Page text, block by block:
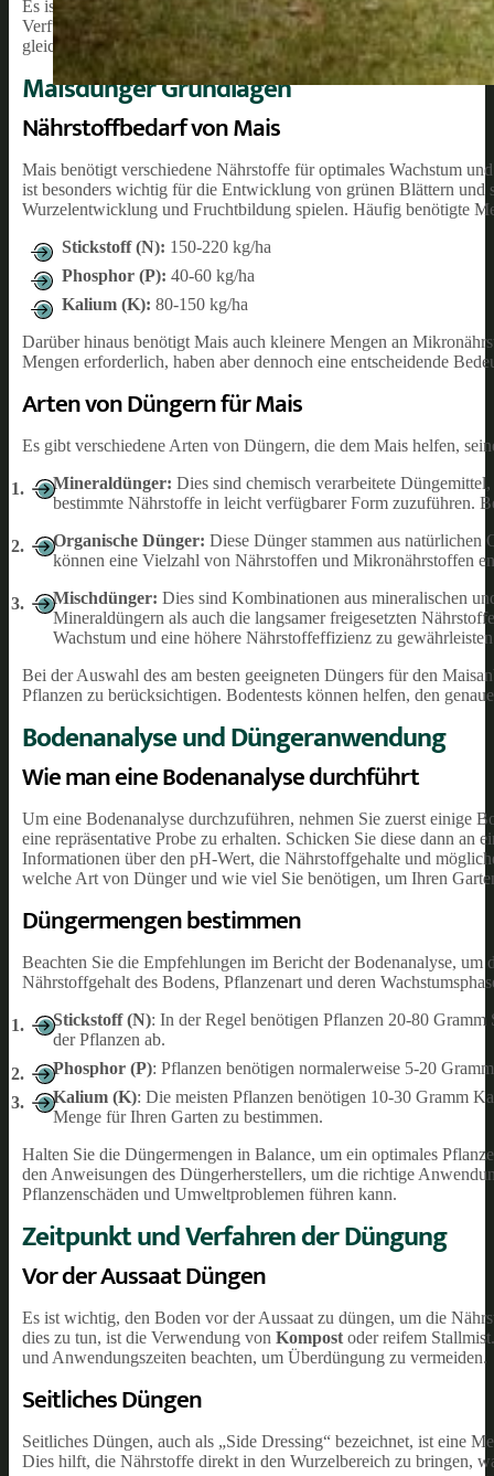
Es ist wichtig, die Nährstoffanforderungen von Maispflanzen im
Verfügung zu stellen, um ein gesundes Pflanzenwachstum und
gleichermaßen negative Auswirkungen auf Maispflanzen haben
Maisdünger Grundlagen
Nährstoffbedarf von Mais
Mais benötigt verschiedene Nährstoffe für optimales Wachstum
ist besonders wichtig für die Entwicklung von grünen Blättern
Wurzelentwicklung und Fruchtbildung spielen. Häufig benötigte
Stickstoff (N): 150-220 kg/ha
Phosphor (P): 40-60 kg/ha
Kalium (K): 80-150 kg/ha
Darüber hinaus benötigt Mais auch kleinere Mengen an
Mengen erforderlich, haben aber dennoch eine entscheidende
Arten von Düngern für Mais
Es gibt verschiedene Arten von Düngern, die dem Mais helfen,
Mineraldünger: Dies sind chemisch verarbeitete
bestimmte Nährstoffe in leicht verfügbarer Form zuzuführen.
Organische Dünger: Diese Dünger stammen aus
können eine Vielzahl von Nährstoffen und Mikronährstoffen
Mischdünger: Dies sind Kombinationen aus mineralischen
Mineraldüngern als auch die langsamer freigesetzten
Wachstum und eine höhere Nährstoffeffizienz zu
Bei der Auswahl des am besten geeigneten Düngers für den
Pflanzen zu berücksichtigen. Bodentests können helfen, den
Bodenanalyse und Düngeranwendung
Wie man eine Bodenanalyse durchführt
Um eine Bodenanalyse durchzuführen, nehmen Sie zuerst einige
eine repräsentative Probe zu erhalten. Schicken Sie diese dann an
Informationen über den pH-Wert, die Nährstoffgehalte und
welche Art von Dünger und wie viel Sie benötigen, um Ihren
Düngermengen bestimmen
Beachten Sie die Empfehlungen im Bericht der Bodenanalyse,
Nährstoffgehalt des Bodens, Pflanzenart und deren
Stickstoff (N): In der Regel benötigen Pflanzen 20-80
der Pflanzen ab.
Phosphor (P): Pflanzen benötigen normalerweise 5-20
Kalium (K): Die meisten Pflanzen benötigen 10-30 Gramm
Menge für Ihren Garten zu bestimmen.
Halten Sie die Düngermengen in Balance, um ein optimales
den Anweisungen des Düngerherstellers, um die richtige
Pflanzenschäden und Umweltproblemen führen kann.
Zeitpunkt und Verfahren der Düngung
Vor der Aussaat Düngen
Es ist wichtig, den Boden vor der Aussaat zu düngen, um die
dies zu tun, ist die Verwendung von Kompost oder reifem
und Anwendungszeiten beachten, um Überdüngung zu vermeiden.
Seitliches Düngen
Seitliches Düngen, auch als „Side Dressing“ bezeichnet, ist eine
Dies hilft, die Nährstoffe direkt in den Wurzelbereich zu bringen,